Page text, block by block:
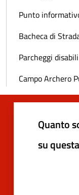
Punto
Bacheca di
Parcheggi
Campo Archero
Quanto
su